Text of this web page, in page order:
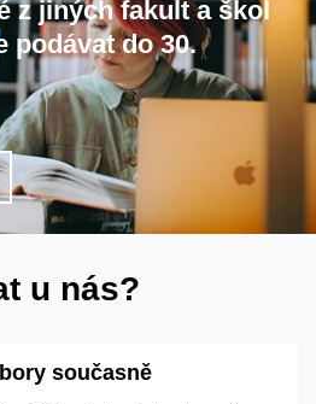
z jiných fakult a škol
podávat do 30.
u nás?
současně